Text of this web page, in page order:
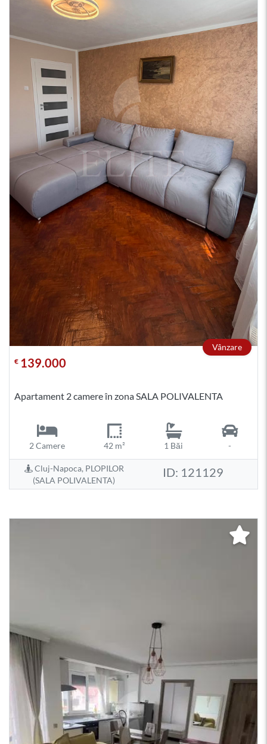
Vânzare
€ 139.000
Apartament 2 camere în zona SALA POLIVALENTA
2 Camere 42 m² 1 Băi -
Cluj-Napoca, PLOPILOR
(SALA POLIVALENTA)
ID: 121129